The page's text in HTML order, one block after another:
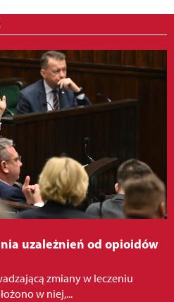
uzależnień od opioidów
zmiany w leczeniu
w niej,...